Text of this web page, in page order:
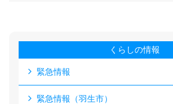
くらしの情報
緊急情報
緊急情報（羽生市）